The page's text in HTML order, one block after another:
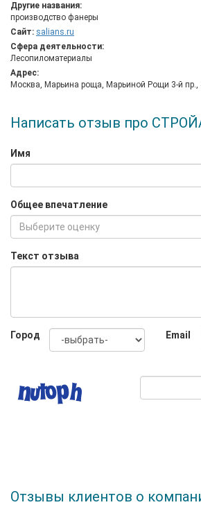
Другие названия:
производство фанеры
Сайт: salians.ru
Сфера деятельности:
Лесопиломатериалы
Адрес:
Москва, Марьина роща, Марьиной Рощи 3-й пр.,
Написать отзыв про
Имя
Общее впечатление
Выберите оценку
Текст отзыва
Город Email
Отзывы клиентов о